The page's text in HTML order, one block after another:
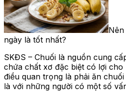
Nên
ngày là tốt nhất?
SKĐS – Chuối là nguồn cung
chứa chất xơ đặc biệt có lợi cho
điều quan trọng là phải ăn chuối
là với những người có một số